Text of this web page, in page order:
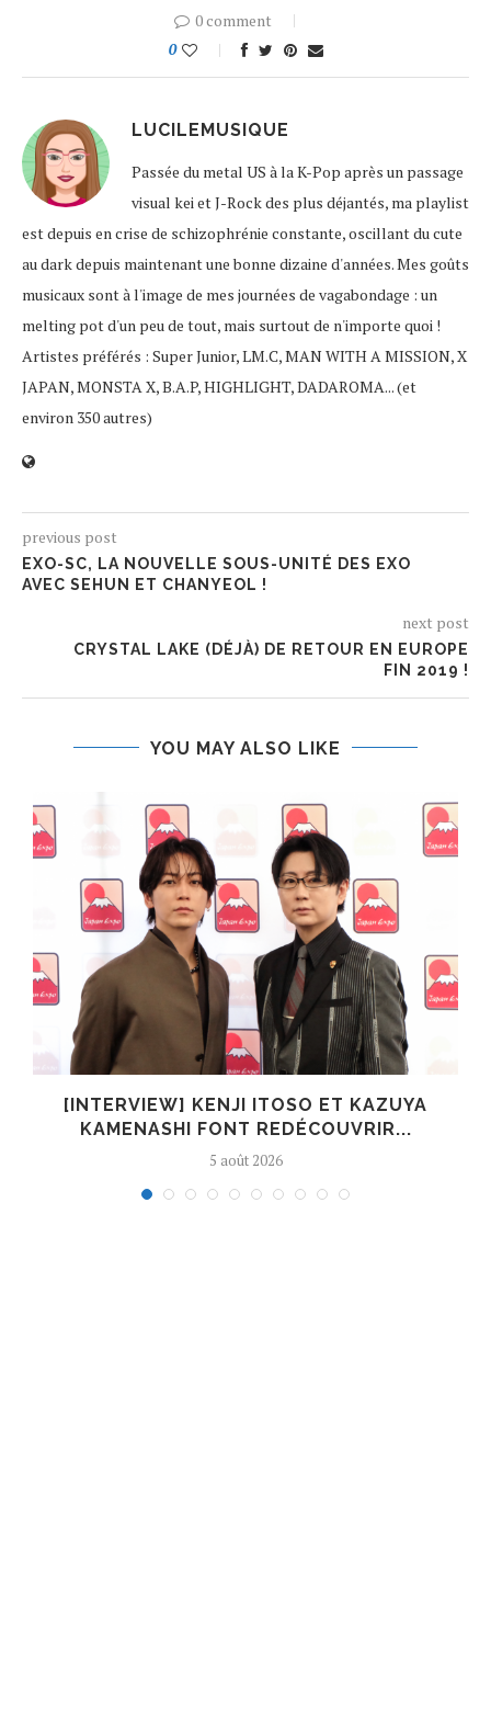
0 comment
0
LUCILEMUSIQUE
Passée du metal US à la K-Pop après un passage
visual kei et J-Rock des plus déjantés, ma playlist
est depuis en crise de schizophrénie constante, oscillant du cute
au dark depuis maintenant une bonne dizaine d'années. Mes goûts
musicaux sont à l'image de mes journées de vagabondage : un
melting pot d'un peu de tout, mais surtout de n'importe quoi !
Artistes préférés : Super Junior, LM.C, MAN WITH A MISSION, X
JAPAN, MONSTA X, B.A.P, HIGHLIGHT, DADAROMA... (et
environ 350 autres)
previous post
EXO-SC, LA NOUVELLE SOUS-UNITÉ DES EXO
AVEC SEHUN ET CHANYEOL !
next post
CRYSTAL LAKE (DÉJÀ) DE RETOUR EN EUROPE
FIN 2019 !
YOU MAY ALSO LIKE
[INTERVIEW] KENJI ITOSO ET KAZUYA
KAMENASHI FONT REDÉCOUVRIR...
5 août 2026